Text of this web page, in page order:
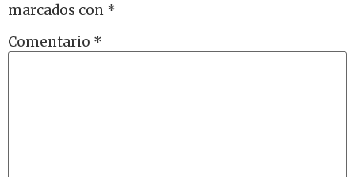
marcados con *
Comentario *